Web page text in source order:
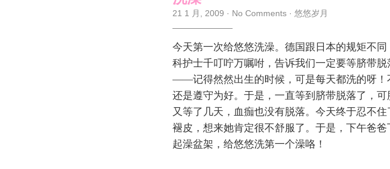
21 1 月, 2009 · No Comments · 悠悠岁月
今天第一次给悠悠洗澡。德国跟日本的规矩不
科护士千叮咛万嘱咐，告诉我们一定要等脐带
——记得然然出生的时候，可是每天都洗的呀！
还是遵守为好。于是，一直等到脐带脱落了，可
又等了几天，血痂也没有脱落。今天终于忍不
褪皮，想来她肯定很不舒服了。于是，下午爸
起澡盆架，给悠悠洗第一个澡咯！